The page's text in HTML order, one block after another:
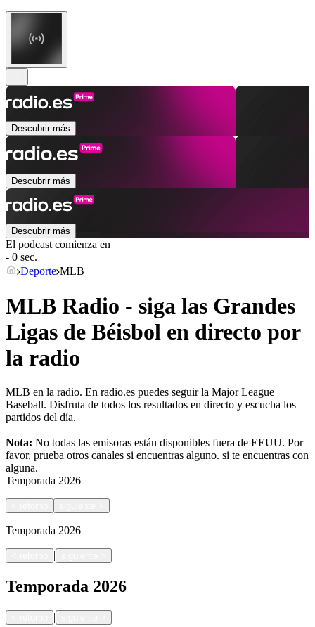
Descubrir más
Descubrir más
Descubrir más
El podcast comienza en
- 0 sec.
Deporte MLB
MLB Radio - siga las Grandes
Ligas de Béisbol en directo por
la radio
MLB en la radio. En radio.es puedes seguir la Major League
Baseball. Disfruta de todos los resultados en directo y escucha los
partidos del día.
Nota: No todas las emisoras están disponibles fuera de EEUU. Por
favor, prueba otros canales si encuentras alguno. si te encuentras con
alguna.
Temporada 2026
Temporada 2026
|
Temporada 2026
|